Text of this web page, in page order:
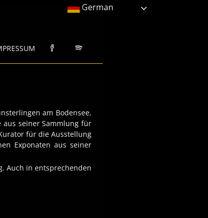
ARCHIV
am Bodensee,
aus seiner Sammlung für
für die Ausstellung
Exponaten aus seiner
Auch in entsprechenden
German